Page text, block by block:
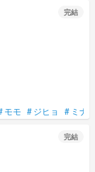
完結
モモ #ジヒョ # ミナ
完結